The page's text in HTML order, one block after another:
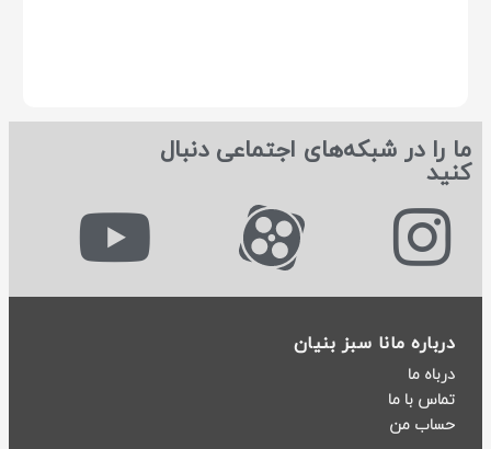
ما را در شبکه‌های اجتماعی دنبال
کنید
درباره مانا سبز بنیان
درباه ما
تماس با ما
حساب من